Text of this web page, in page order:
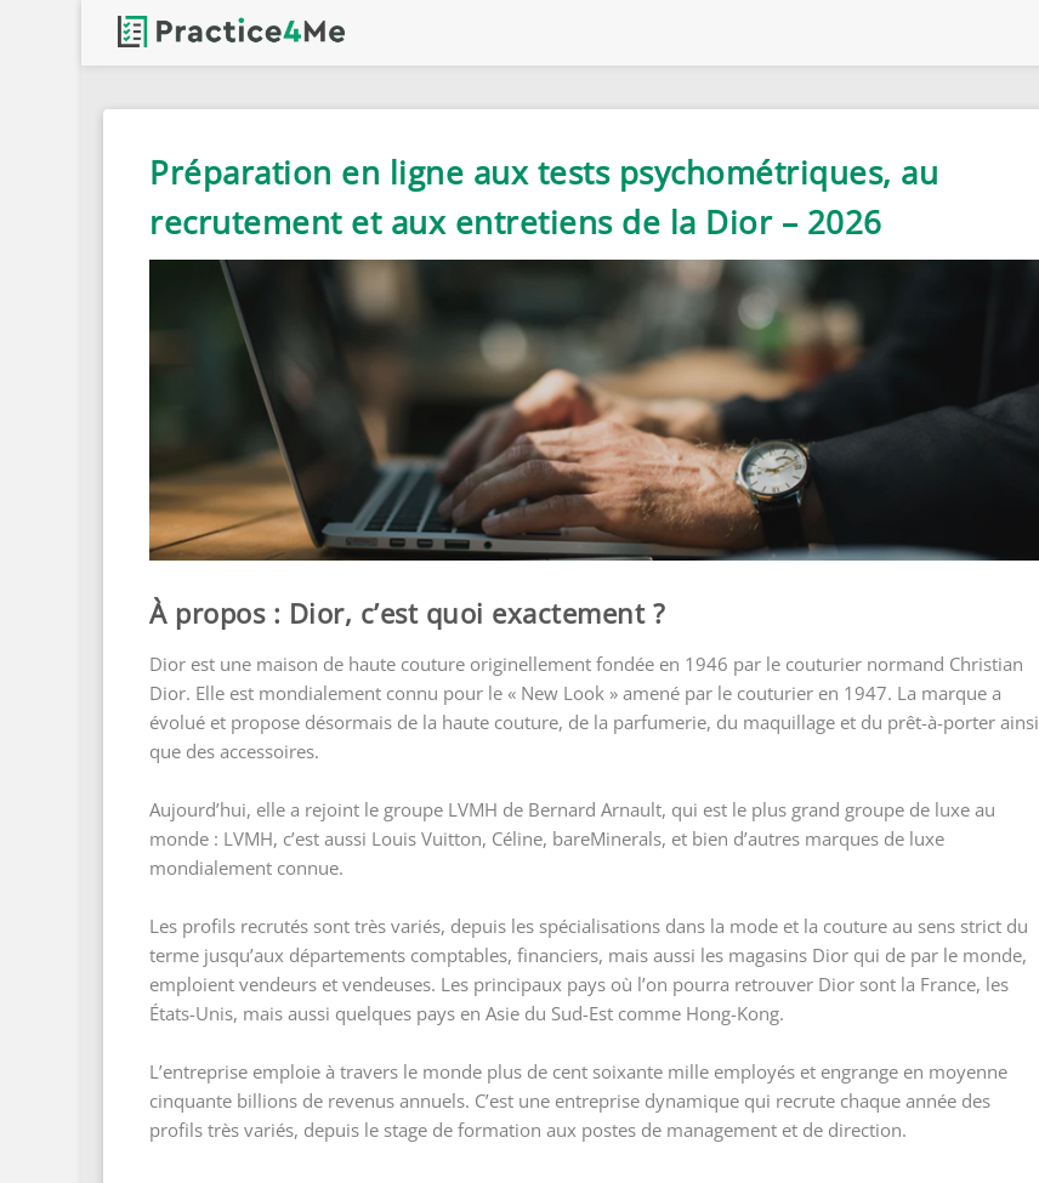
Préparation en ligne aux tests psychométriques, au
recrutement et aux entretiens de la Dior – 2026
À propos : Dior, c’est quoi exactement ?
Dior est une maison de haute couture originellement fondée en 1946 par le couturier normand Christian
Dior. Elle est mondialement connu pour le « New Look » amené par le couturier en 1947. La marque a
évolué et propose désormais de la haute couture, de la parfumerie, du maquillage et du prêt-à-porter ainsi
que des accessoires.
Aujourd’hui, elle a rejoint le groupe LVMH de Bernard Arnault, qui est le plus grand groupe de luxe au
monde : LVMH, c’est aussi Louis Vuitton, Céline, bareMinerals, et bien d’autres marques de luxe
mondialement connue.
Les profils recrutés sont très variés, depuis les spécialisations dans la mode et la couture au sens strict du
terme jusqu’aux départements comptables, financiers, mais aussi les magasins Dior qui de par le monde,
emploient vendeurs et vendeuses. Les principaux pays où l’on pourra retrouver Dior sont la France, les
États-Unis, mais aussi quelques pays en Asie du Sud-Est comme Hong-Kong.
L’entreprise emploie à travers le monde plus de cent soixante mille employés et engrange en moyenne
cinquante billions de revenus annuels. C’est une entreprise dynamique qui recrute chaque année des
profils très variés, depuis le stage de formation aux postes de management et de direction.